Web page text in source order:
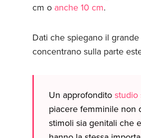
cm o anche 10 cm.
Dati che spiegano il
concentrano sulla parte
Un approfondito studio
piacere femminile non
stimoli sia genitali che